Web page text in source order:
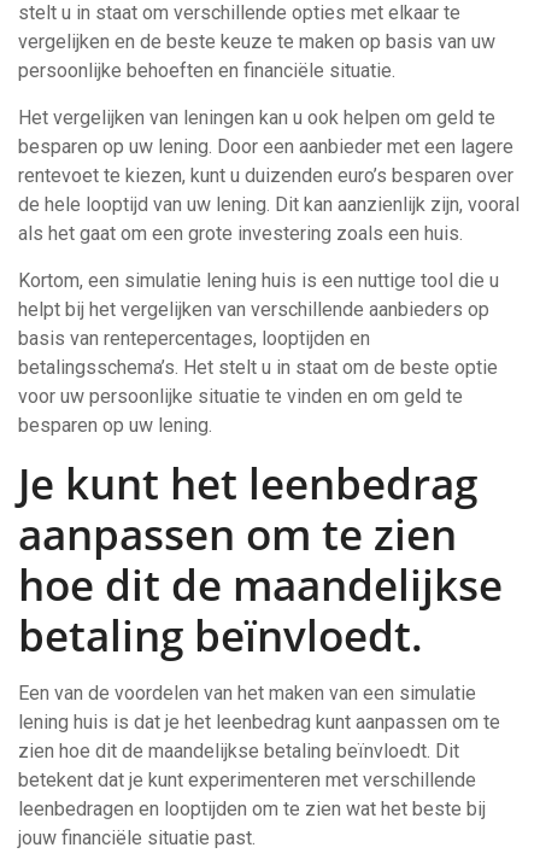
stelt u in staat om verschillende opties met elkaar te
vergelijken en de beste keuze te maken op basis van uw
persoonlijke behoeften en financiële situatie.
Het vergelijken van leningen kan u ook helpen om geld te
besparen op uw lening. Door een aanbieder met een lagere
rentevoet te kiezen, kunt u duizenden euro’s besparen over
de hele looptijd van uw lening. Dit kan aanzienlijk zijn, vooral
als het gaat om een grote investering zoals een huis.
Kortom, een simulatie lening huis is een nuttige tool die u
helpt bij het vergelijken van verschillende aanbieders op
basis van rentepercentages, looptijden en
betalingsschema’s. Het stelt u in staat om de beste optie
voor uw persoonlijke situatie te vinden en om geld te
besparen op uw lening.
Je kunt het leenbedrag
aanpassen om te zien
hoe dit de maandelijkse
betaling beïnvloedt.
Een van de voordelen van het maken van een simulatie
lening huis is dat je het leenbedrag kunt aanpassen om te
zien hoe dit de maandelijkse betaling beïnvloedt. Dit
betekent dat je kunt experimenteren met verschillende
leenbedragen en looptijden om te zien wat het beste bij
jouw financiële situatie past.